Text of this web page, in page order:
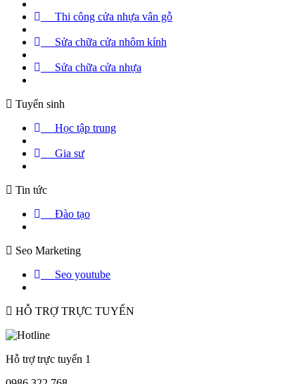
Thi công cửa nhựa vân gỗ
Sửa chữa cửa nhôm kính
Sửa chữa cửa nhựa
Tuyển sinh
Học tập trung
Gia sư
Tin tức
Đào tạo
Seo Marketing
Seo youtube
HỖ TRỢ TRỰC TUYẾN
Hỗ trợ trực tuyến 1